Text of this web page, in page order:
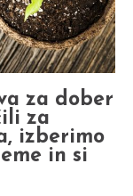
za dober
za
izberimo
in si